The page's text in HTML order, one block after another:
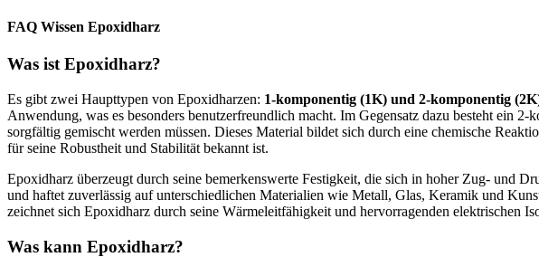
FAQ Wissen Epoxidharz
Was ist Epoxidharz?
Es gibt zwei Haupttypen von Epoxidharzen: 1-komponentig (1K) und 2-komponentig
Anwendung, was es besonders benutzerfreundlich macht. Im Gegensatz dazu besteht ein
sorgfältig gemischt werden müssen. Dieses Material bildet sich durch eine chemische
für seine Robustheit und Stabilität bekannt ist.
Epoxidharz überzeugt durch seine bemerkenswerte Festigkeit, die sich in hoher Zug- und
und haftet zuverlässig auf unterschiedlichen Materialien wie Metall, Glas, Keramik und
zeichnet sich Epoxidharz durch seine Wärmeleitfähigkeit und hervorragenden elektrischen
Was kann Epoxidharz?